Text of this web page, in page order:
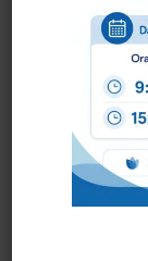
Puoi
scrivendo
Per ogni